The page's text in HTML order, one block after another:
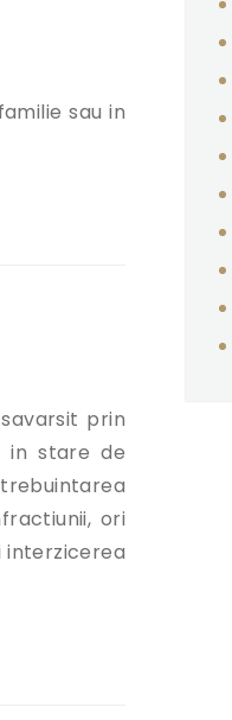
sau in
prin
in stare de
ori
interzicerea